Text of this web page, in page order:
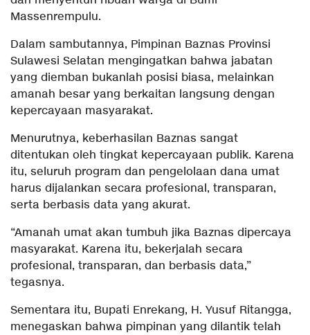
Massenrempulu.
Dalam sambutannya, Pimpinan Baznas Provinsi
Sulawesi Selatan mengingatkan bahwa jabatan
yang diemban bukanlah posisi biasa, melainkan
amanah besar yang berkaitan langsung dengan
kepercayaan masyarakat.
Menurutnya, keberhasilan Baznas sangat
ditentukan oleh tingkat kepercayaan publik. Karena
itu, seluruh program dan pengelolaan dana umat
harus dijalankan secara profesional, transparan,
serta berbasis data yang akurat.
“Amanah umat akan tumbuh jika Baznas dipercaya
masyarakat. Karena itu, bekerjalah secara
profesional, transparan, dan berbasis data,”
tegasnya.
Sementara itu, Bupati Enrekang, H. Yusuf Ritangga,
menegaskan bahwa pimpinan yang dilantik telah